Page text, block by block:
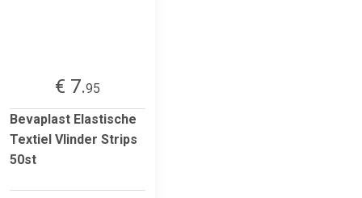
€ 7.95
Bevaplast Elastische
Textiel Vlinder Strips
50st